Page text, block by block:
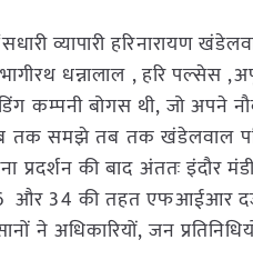
व्यापारी हरिनारायण
धन्नालाल , हरि पल्सेस
कम्पनी बोगस थी, जो अपने
तक समझे तब तक खंडेलवाल
की बाद अंततः इंदौर
34 की तहत एफआईआर
ने अधिकारियों, जन